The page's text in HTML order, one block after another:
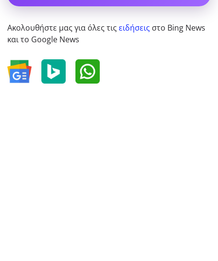
Ακολουθήστε μας για όλες τιςειδήσεις στο Bing News
και το Google News